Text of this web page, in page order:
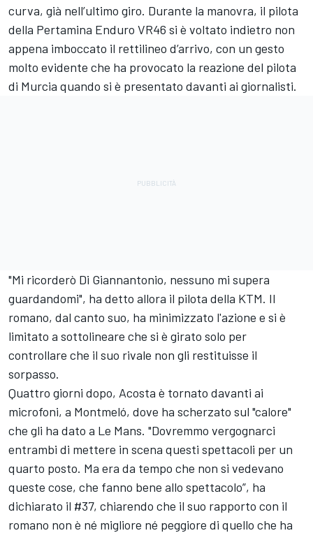
curva, già nell’ultimo giro. Durante la manovra, il pilota
della Pertamina Enduro VR46 si è voltato indietro non
appena imboccato il rettilineo d’arrivo, con un gesto
molto evidente che ha provocato la reazione del pilota
di Murcia quando si è presentato davanti ai giornalisti.
"Mi ricorderò Di Giannantonio, nessuno mi supera
guardandomi", ha detto allora il pilota della KTM. Il
romano, dal canto suo, ha minimizzato l'azione e si è
limitato a sottolineare che si è girato solo per
controllare che il suo rivale non gli restituisse il
sorpasso.
Quattro giorni dopo, Acosta è tornato davanti ai
microfoni, a Montmeló, dove ha scherzato sul "calore"
che gli ha dato a Le Mans. "Dovremmo vergognarci
entrambi di mettere in scena questi spettacoli per un
quarto posto. Ma era da tempo che non si vedevano
queste cose, che fanno bene allo spettacolo”, ha
dichiarato il #37, chiarendo che il suo rapporto con il
romano non è né migliore né peggiore di quello che ha